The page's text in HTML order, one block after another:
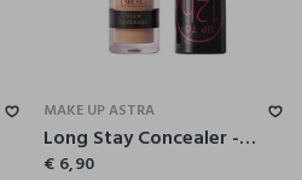
MAKE UP ASTRA
Long Stay Concealer - Astra Make-Up
€ 6,90